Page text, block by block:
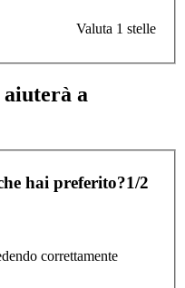
Valuta 1 stelle
a
hai preferito?1/2
correttamente